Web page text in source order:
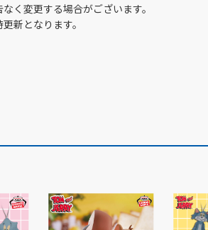
く変更する場合がございます。
新となります。